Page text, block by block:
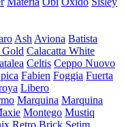
Ash Aviona Batista
Gold Calacatta White
Celtis Ceppo Nuovo
Fabien Foggia Fuerta
Libero
Marquina Marquina
Montego Mustiq